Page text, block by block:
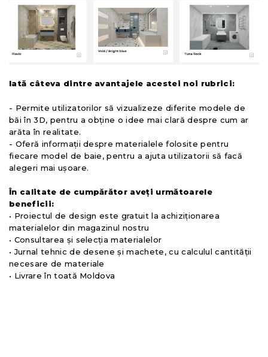
Iată câteva dintre avantajele acestei noi rubrici:
- Permite utilizatorilor să vizualizeze diferite modele de
băi în 3D, pentru a obține o idee mai clară despre cum ar
arăta în realitate.
- Oferă informații despre materialele folosite pentru
fiecare model de baie, pentru a ajuta utilizatorii să facă
alegeri mai ușoare.
În calitate de cumpărător aveți următoarele
beneficii:
• Proiectul de design este gratuit la achiziționarea
materialelor din magazinul nostru
• Consultarea și selecția materialelor
• Jurnal tehnic de desene și machete, cu calculul cantității
necesare de materiale
• Livrare în toată Moldova